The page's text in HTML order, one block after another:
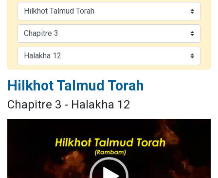
Il reste 49 places pour étudier en groupe sur Zoom
12 nouvelles musiques dans Torah-Box Music
3 personnes viennent de nous rejoindre sur WhatsApp
2 personnes viennent de nous rejoindre sur WhatsApp
2 personnes viennent de nous rejoindre sur WhatsApp
Hilkhot Talmud Torah
Chapitre 3 - Halakha 12